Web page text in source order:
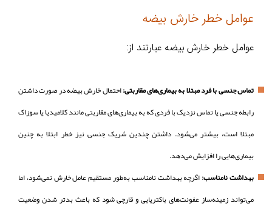
عوامل خطر خارش بیضه
عوامل خطر خارش بیضه عبارتند از:
تماس جنسی با فرد مبتلا به بیماری‌های مقاربتی:احتمال خارش بیضه در صورت داشتن
رابطه جنسی یا تماس نزدیک با فردی که به بیماری‌های مقاربتی مانند کلامیدیا یا سوزاک
مبتلا است، بیشتر می‌شود. داشتن چندین شریک جنسی نیز خطر ابتلا به چنین
بیماری‌هایی را افزایش می‌دهد.
بهداشت نامناسب:اگرچه بهداشت نامناسب به‌طور مستقیم عامل خارش نمی‌شود، اما
می‌تواند زمینه‌ساز عفونت‌های باکتریایی و قارچی شود که باعث بدتر شدن وضعیت